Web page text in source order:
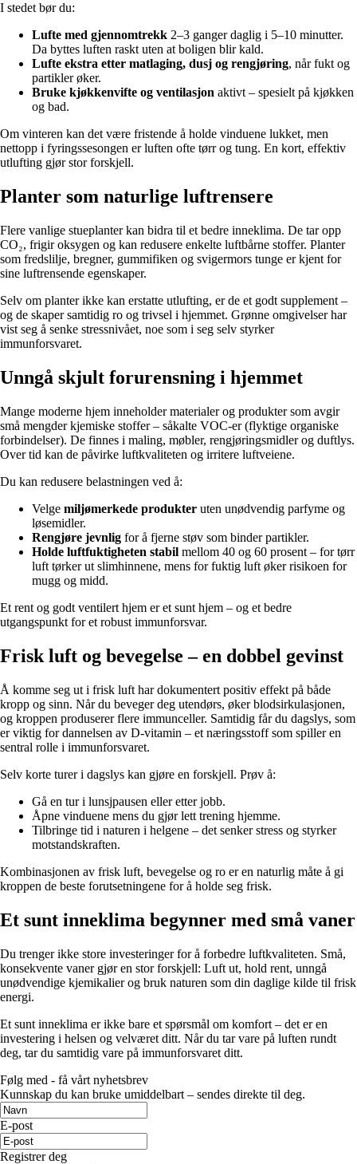
I stedet bør du:
Lufte med gjennomtrekk 2–3 ganger daglig i 5–10 minutter.
Da byttes luften raskt uten at boligen blir kald.
Lufte ekstra etter matlaging, dusj og rengjøring, når fukt og
partikler øker.
Bruke kjøkkenvifte og ventilasjon aktivt – spesielt på kjøkken
og bad.
Om vinteren kan det være fristende å holde vinduene lukket, men
nettopp i fyringssesongen er luften ofte tørr og tung. En kort, effektiv
utlufting gjør stor forskjell.
Planter som naturlige luftrensere
Flere vanlige stueplanter kan bidra til et bedre inneklima. De tar opp
CO₂, frigir oksygen og kan redusere enkelte luftbårne stoffer. Planter
som fredslilje, bregner, gummifiken og svigermors tunge er kjent for
sine luftrensende egenskaper.
Selv om planter ikke kan erstatte utlufting, er de et godt supplement –
og de skaper samtidig ro og trivsel i hjemmet. Grønne omgivelser har
vist seg å senke stressnivået, noe som i seg selv styrker
immunforsvaret.
Unngå skjult forurensning i hjemmet
Mange moderne hjem inneholder materialer og produkter som avgir
små mengder kjemiske stoffer – såkalte VOC-er (flyktige organiske
forbindelser). De finnes i maling, møbler, rengjøringsmidler og duftlys.
Over tid kan de påvirke luftkvaliteten og irritere luftveiene.
Du kan redusere belastningen ved å:
Velge miljømerkede produkter uten unødvendig parfyme og
løsemidler.
Rengjøre jevnlig for å fjerne støv som binder partikler.
Holde luftfuktigheten stabil mellom 40 og 60 prosent – for tørr
luft tørker ut slimhinnene, mens for fuktig luft øker risikoen for
mugg og midd.
Et rent og godt ventilert hjem er et sunt hjem – og et bedre
utgangspunkt for et robust immunforsvar.
Frisk luft og bevegelse – en dobbel gevinst
Å komme seg ut i frisk luft har dokumentert positiv effekt på både
kropp og sinn. Når du beveger deg utendørs, øker blodsirkulasjonen,
og kroppen produserer flere immunceller. Samtidig får du dagslys, som
er viktig for dannelsen av D-vitamin – et næringsstoff som spiller en
sentral rolle i immunforsvaret.
Selv korte turer i dagslys kan gjøre en forskjell. Prøv å:
Gå en tur i lunsjpausen eller etter jobb.
Åpne vinduene mens du gjør lett trening hjemme.
Tilbringe tid i naturen i helgene – det senker stress og styrker
motstandskraften.
Kombinasjonen av frisk luft, bevegelse og ro er en naturlig måte å gi
kroppen de beste forutsetningene for å holde seg frisk.
Et sunt inneklima begynner med små vaner
Du trenger ikke store investeringer for å forbedre luftkvaliteten. Små,
konsekvente vaner gjør en stor forskjell: Luft ut, hold rent, unngå
unødvendige kjemikalier og bruk naturen som din daglige kilde til frisk
energi.
Et sunt inneklima er ikke bare et spørsmål om komfort – det er en
investering i helsen og velværet ditt. Når du tar vare på luften rundt
deg, tar du samtidig vare på immunforsvaret ditt.
Følg med - få vårt nyhetsbrev
Kunnskap du kan bruke umiddelbart – sendes direkte til deg.
E-post
Registrer deg